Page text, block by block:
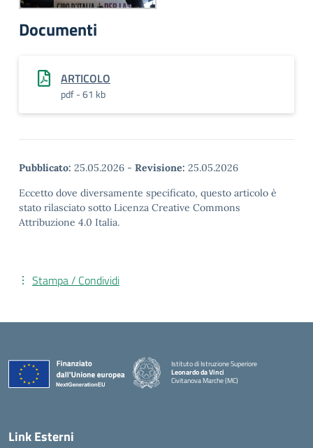
Documenti
ARTICOLO
pdf - 61 kb
Pubblicato: 25.05.2026 - Revisione: 25.05.2026
Eccetto dove diversamente specificato, questo articolo è
stato rilasciato sotto Licenza Creative Commons
Attribuzione 4.0 Italia.
Stampa / Condividi
Istituto di Istruzione Superiore
Leonardo da Vinci
Civitanova Marche (MC)
Link Esterni